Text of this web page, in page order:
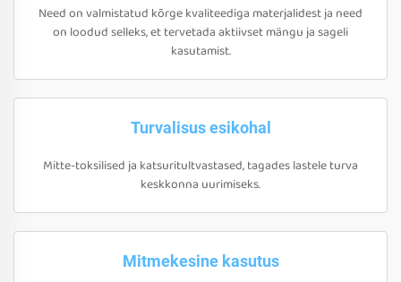
Need on valmistatud kõrge kvaliteediga materjalidest ja need
on loodud selleks, et tervetada aktiivset mängu ja sageli
kasutamist.
Turvalisus esikohal
Mitte-toksilised ja katsuritultvastased, tagades lastele turva
keskkonna uurimiseks.
Mitmekesine kasutus